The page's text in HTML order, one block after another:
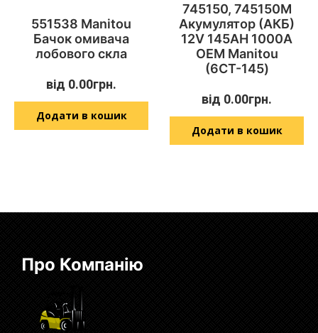
551538 Manitou
Бачок омивача
лобового скла
від 0.00грн.
Додати в кошик
745150, 745150M
Акумулятор (АКБ)
12V 145AH 1000A
OEM Manitou
(6СТ-145)
від 0.00грн.
Додати в кошик
Про Компанію